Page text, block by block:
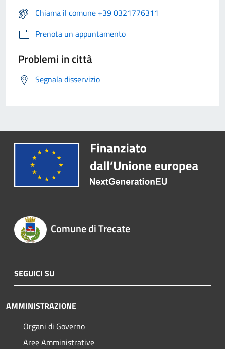
Chiama il comune +39 0321776311
Prenota un appuntamento
Problemi in città
Segnala disservizio
Comune di Trecate
SEGUICI SU
AMMINISTRAZIONE
Organi di Governo
Aree Amministrative